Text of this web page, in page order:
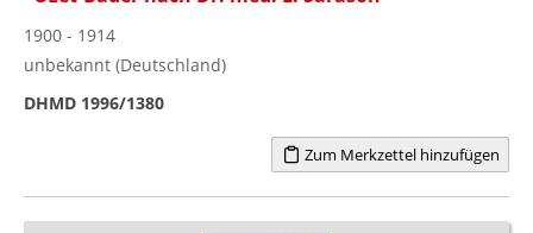
1900 - 1914
unbekannt (Deutschland)
DHMD 1996/1380
Zum Merkzettel hinzufügen